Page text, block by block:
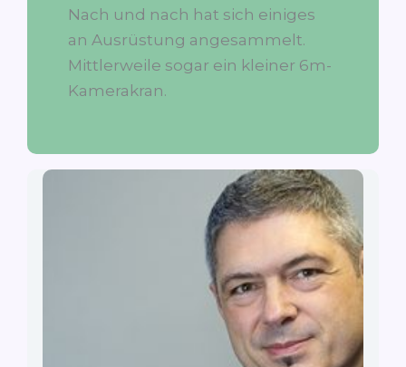
Nach und nach hat sich einiges
an Ausrüstung angesammelt.
Mittlerweile sogar ein kleiner 6m-
Kamerakran.